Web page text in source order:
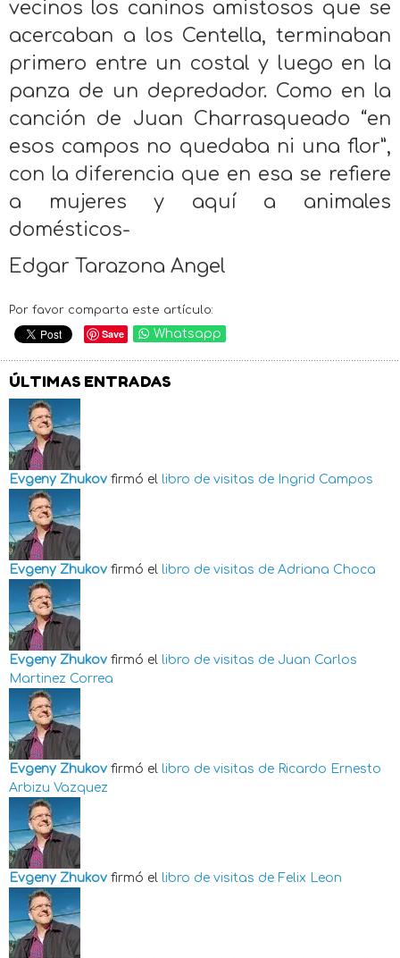
vecinos los caninos amistosos que se
acercaban a los Centella, terminaban
primero entre un costal y luego en la
panza de un depredador. Como en la
canción de Juan Charrasqueado “en
esos campos no quedaba ni una flor”,
con la diferencia que en esa se refiere
a mujeres y aquí a animales
domésticos-
Edgar Tarazona Angel
Por favor comparta este artículo:
Save Whatsapp
ÚLTIMAS ENTRADAS
Evgeny Zhukov firmó el libro de visitas de Ingrid Campos
Evgeny Zhukov firmó el libro de visitas de Adriana Choca
Evgeny Zhukov firmó el libro de visitas de Juan Carlos
Martinez Correa
Evgeny Zhukov firmó el libro de visitas de Ricardo Ernesto
Arbizu Vazquez
Evgeny Zhukov firmó el libro de visitas de Felix Leon